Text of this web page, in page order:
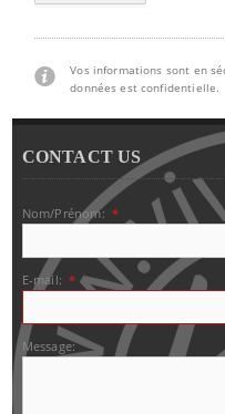
Vos informations sont en
données est confidentielle.
CONTACT US
Nom/Prénom: *
E-mail: *
Message: